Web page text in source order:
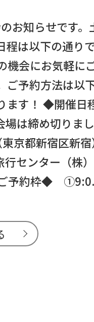
お知らせです。
程は以下の通り
機会にお気軽に
予約方法は以
ます！ ◆開催
は締め切りま
京都新宿区新宿
センター（株
ご予約枠◆